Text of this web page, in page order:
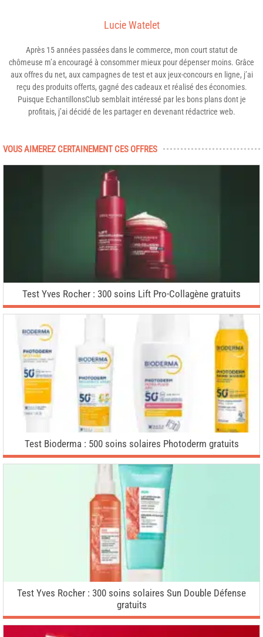
Lucie Watelet
Après 15 années passées dans le commerce, mon court statut de
chômeuse m’a encouragé à consommer mieux pour dépenser moins. Grâce
aux offres du net, aux campagnes de test et aux jeux-concours en ligne, j’ai
reçu des produits offerts, gagné des cadeaux et réalisé des économies.
Puisque EchantillonsClub semblait intéressé par les bons plans dont je
profitais, j’ai décidé de les partager en devenant rédactrice web.
VOUS AIMEREZ CERTAINEMENT CES OFFRES
Test Yves Rocher : 300 soins Lift Pro-Collagène gratuits
Test Bioderma : 500 soins solaires Photoderm gratuits
Test Yves Rocher : 300 soins solaires Sun Double Défense
gratuits